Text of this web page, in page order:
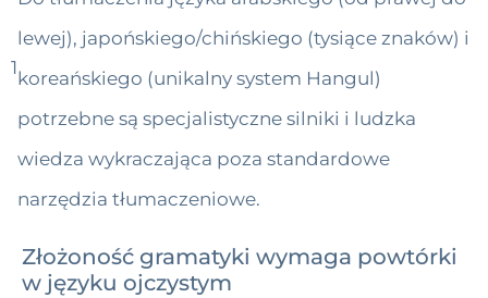
1
lewej), japońskiego/chińskiego (tysiące znaków) i
koreańskiego (unikalny system Hangul)
potrzebne są specjalistyczne silniki i ludzka
wiedza wykraczająca poza standardowe
narzędzia tłumaczeniowe.
Złożoność gramatyki wymaga powtórki
w języku ojczystym